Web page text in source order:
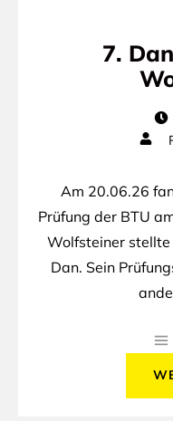
7.
Am 20.06.26
Prüfung der BTU
Wolfsteiner stellte
Dan. Sein